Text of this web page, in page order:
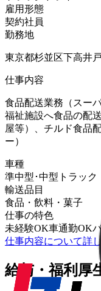
雇用形態
契約社員
勤務地
東京都杉並区下高井
仕事内容
食品配送業務（スー
福祉施設へ食品の配
屋等）、チルド食品
ー）
車種
準中型･中型トラック
輸送品目
食品・飲料・菓子
仕事の特色
未経験OK車通勤OK
仕事内容について詳
給与・福利厚